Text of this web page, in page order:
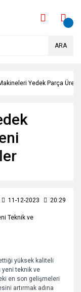
ARA
Yedek Parça
11-12-2023 20:29
yüksek kaliteli
yeni teknik ve
en son gelişmeleri
artırmak adına